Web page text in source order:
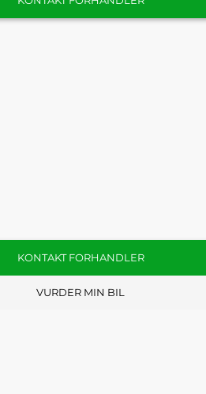
KONTAKT FORHANDLER
VURDER MIN BIL